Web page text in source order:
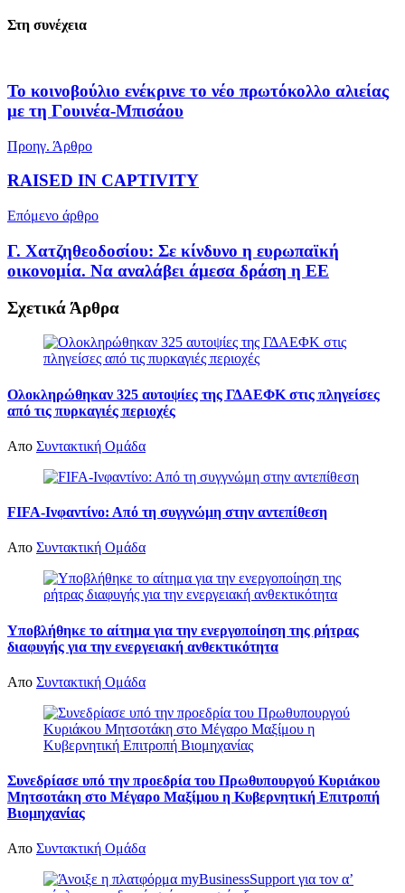
Στη συνέχεια
Το κοινοβούλιο ενέκρινε το νέο πρωτόκολλο αλιείας
με τη Γουινέα-Μπισάου
Προηγ. Άρθρο
RAISED IN CAPTIVITY
Επόμενο άρθρο
Γ. Χατζηθεοδοσίου: Σε κίνδυνο η ευρωπαϊκή
οικονομία. Να αναλάβει άμεσα δράση η ΕΕ
Σχετικά Άρθρα
Ολοκληρώθηκαν 325 αυτοψίες της ΓΔΑΕΦΚ στις πληγείσες
από τις πυρκαγιές περιοχές
Απο Συντακτική Ομάδα
FIFA-Ινφαντίνο: Από τη συγγνώμη στην αντεπίθεση
Απο Συντακτική Ομάδα
Υποβλήθηκε το αίτημα για την ενεργοποίηση της ρήτρας
διαφυγής για την ενεργειακή ανθεκτικότητα
Απο Συντακτική Ομάδα
Συνεδρίασε υπό την προεδρία του Πρωθυπουργού Κυριάκου
Μητσοτάκη στο Μέγαρο Μαξίμου η Κυβερνητική Επιτροπή
Βιομηχανίας
Απο Συντακτική Ομάδα